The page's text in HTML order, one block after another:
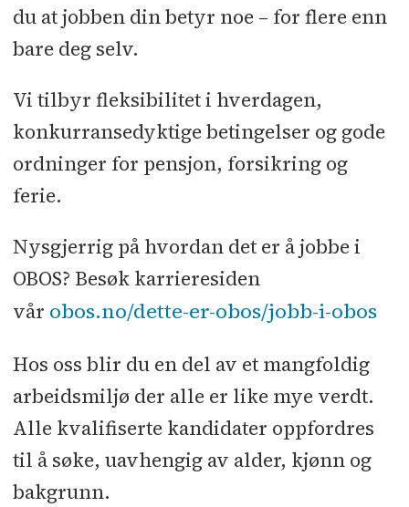
du at jobben din betyr noe – for flere enn
bare deg selv.
Vi tilbyr fleksibilitet i hverdagen,
konkurransedyktige betingelser og gode
ordninger for pensjon, forsikring og
ferie.
Nysgjerrig på hvordan det er å jobbe i
OBOS? Besøk karrieresiden
vår obos.no/dette-er-obos/jobb-i-obos
Hos oss blir du en del av et mangfoldig
arbeidsmiljø der alle er like mye verdt.
Alle kvalifiserte kandidater oppfordres
til å søke, uavhengig av alder, kjønn og
bakgrunn.